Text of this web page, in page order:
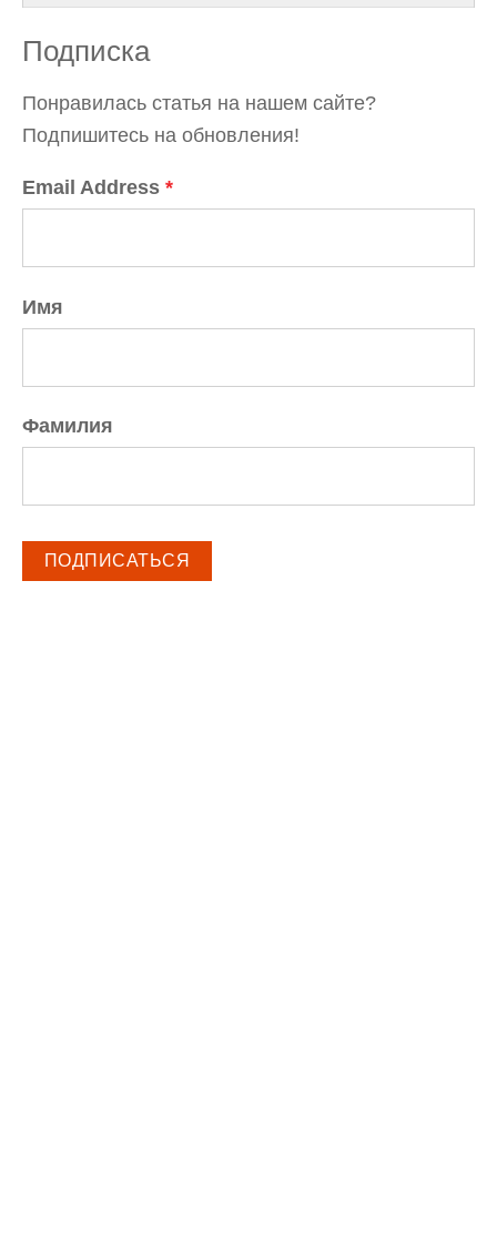
Подписка
Понравилась статья на нашем сайте?
Подпишитесь на обновления!
Email Address *
Имя
Фамилия